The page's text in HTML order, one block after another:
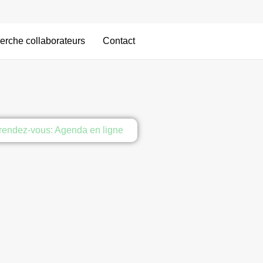
collaborateurs Contact
vous: Agenda en ligne